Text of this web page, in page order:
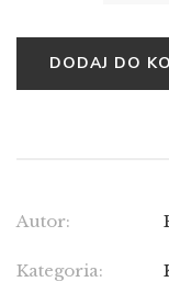
DODAJ DO
Autor:
Kategoria: